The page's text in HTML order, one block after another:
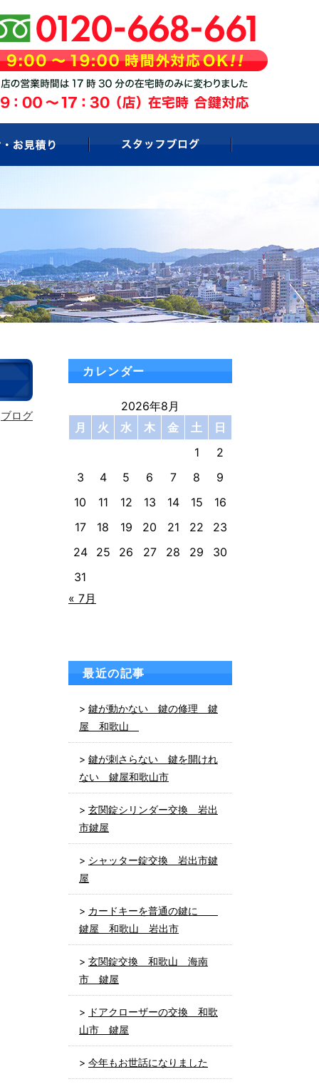
ブログ
カレンダー
2026年8月
月
火 水 木 金 土
日
1
2
3
4 5 6 7 8
9
10
11 12 13 14 15
16
17
18 19 20 21 22
23
24
25 26 27 28 29
30
31
« 7月
最近の記事
鍵が動かない 鍵の修理 鍵
屋 和歌山
鍵が刺さらない 鍵を開けれ
ない 鍵屋和歌山市
玄関錠シリンダー交換 岩出
市鍵屋
シャッター錠交換 岩出市鍵
屋
カードキーを普通の鍵に
鍵屋 和歌山 岩出市
玄関錠交換 和歌山 海南
市 鍵屋
ドアクローザーの交換 和歌
山市 鍵屋
今年もお世話になりました